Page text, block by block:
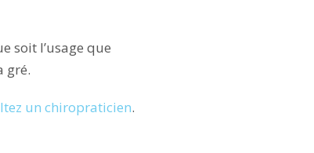
soit l’usage que
gré.
un chiropraticien.